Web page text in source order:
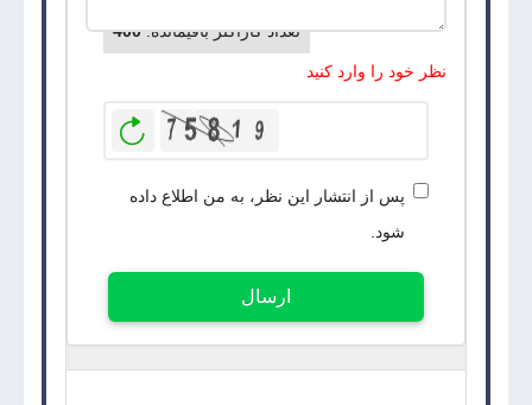
تعداد کاراکتر باقیمانده:
400
نظر خود را وارد کنید
بازخوانی
پس از انتشار این نظر، به من اطلاع داده
شود.
ارسال